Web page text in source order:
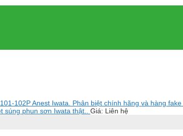
102P Anest Iwata. Phân biệt chính hãng và hàng fake
súng phun sơn Iwata thật.. Giá: Liên hệ